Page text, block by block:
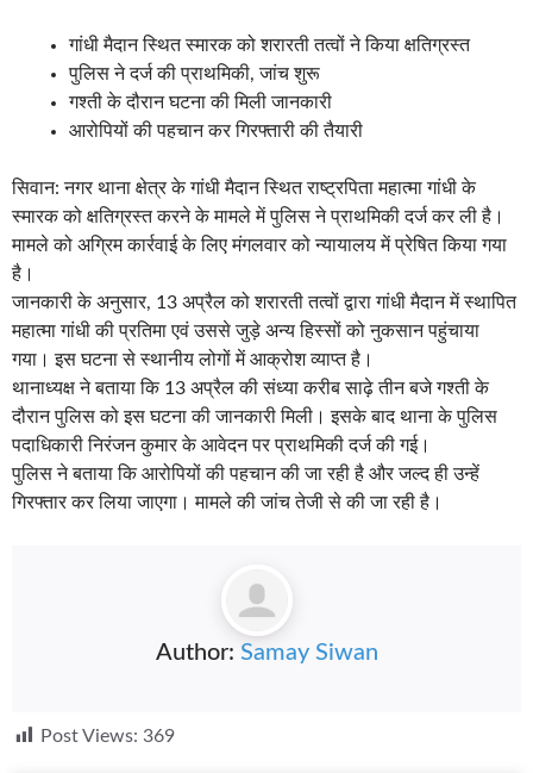
गांधी मैदान स्थित स्मारक को शरारती तत्वों ने किया क्षतिग्रस्त
पुलिस ने दर्ज की प्राथमिकी, जांच शुरू
गश्ती के दौरान घटना की मिली जानकारी
आरोपियों की पहचान कर गिरफ्तारी की तैयारी
सिवान: नगर थाना क्षेत्र के गांधी मैदान स्थित राष्ट्रपिता महात्मा गांधी के
स्मारक को क्षतिग्रस्त करने के मामले में पुलिस ने प्राथमिकी दर्ज कर ली है।
मामले को अग्रिम कार्रवाई के लिए मंगलवार को न्यायालय में प्रेषित किया गया
है।
जानकारी के अनुसार, 13 अप्रैल को शरारती तत्वों द्वारा गांधी मैदान में स्थापित
महात्मा गांधी की प्रतिमा एवं उससे जुड़े अन्य हिस्सों को नुकसान पहुंचाया
गया। इस घटना से स्थानीय लोगों में आक्रोश व्याप्त है।
थानाध्यक्ष ने बताया कि 13 अप्रैल की संध्या करीब साढ़े तीन बजे गश्ती के
दौरान पुलिस को इस घटना की जानकारी मिली। इसके बाद थाना के पुलिस
पदाधिकारी निरंजन कुमार के आवेदन पर प्राथमिकी दर्ज की गई।
पुलिस ने बताया कि आरोपियों की पहचान की जा रही है और जल्द ही उन्हें
गिरफ्तार कर लिया जाएगा। मामले की जांच तेजी से की जा रही है।
Author: Samay Siwan
Post Views: 369